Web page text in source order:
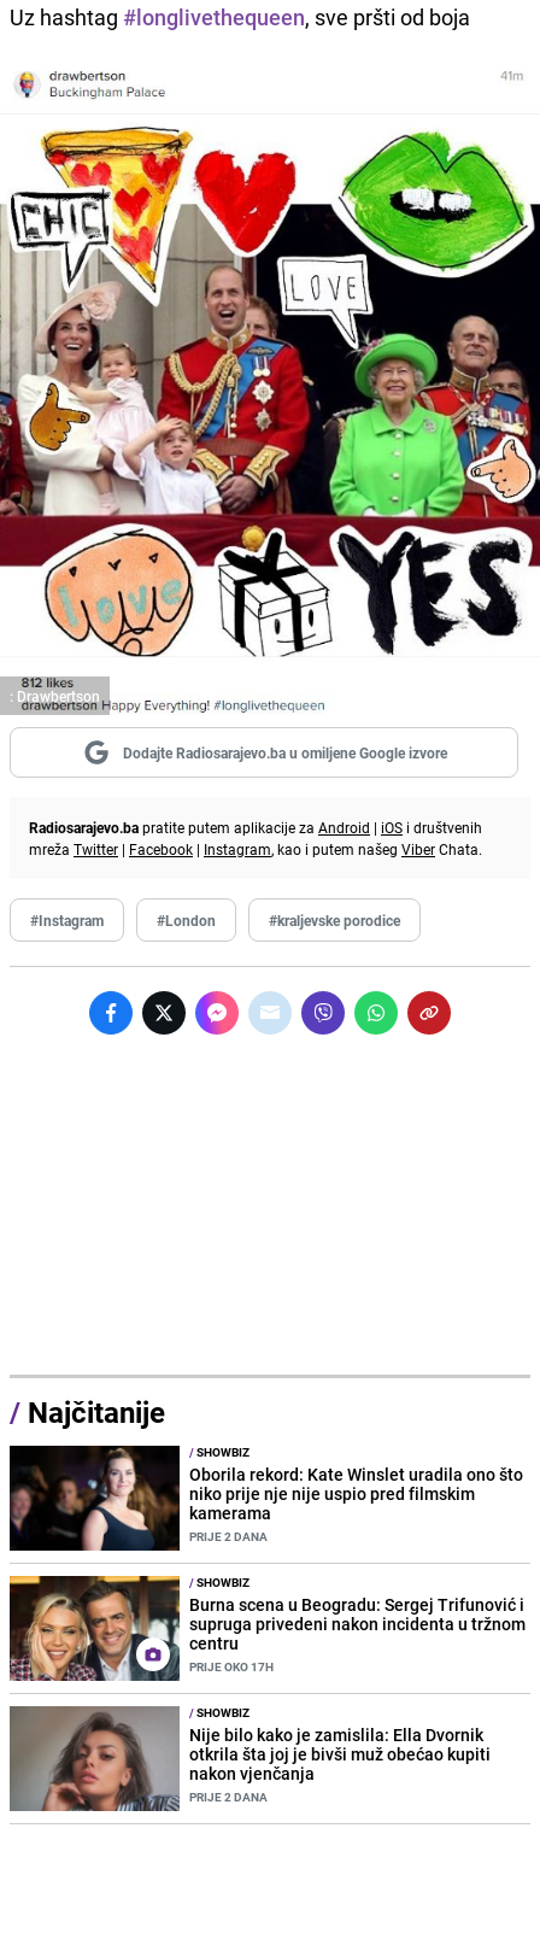
Uz hashtag #longlivethequeen, sve pršti od boja
: Drawbertson
Dodajte Radiosarajevo.ba u omiljene Google izvore
Radiosarajevo.bapratite putem aplikacije za Android | iOS i društvenih
mreža Twitter | Facebook | Instagram, kao i putem našeg ViberChata.
#Instagram #London #kraljevske porodice
/ Najčitanije
/SHOWBIZ
Oborila rekord: Kate Winslet uradila ono što
niko prije nje nije uspio pred filmskim
kamerama
PRIJE 2 DANA
/SHOWBIZ
Burna scena u Beogradu: Sergej Trifunović i
supruga privedeni nakon incidenta u tržnom
centru
PRIJE OKO 17H
/SHOWBIZ
Nije bilo kako je zamislila: Ella Dvornik
otkrila šta joj je bivši muž obećao kupiti
nakon vjenčanja
PRIJE 2 DANA